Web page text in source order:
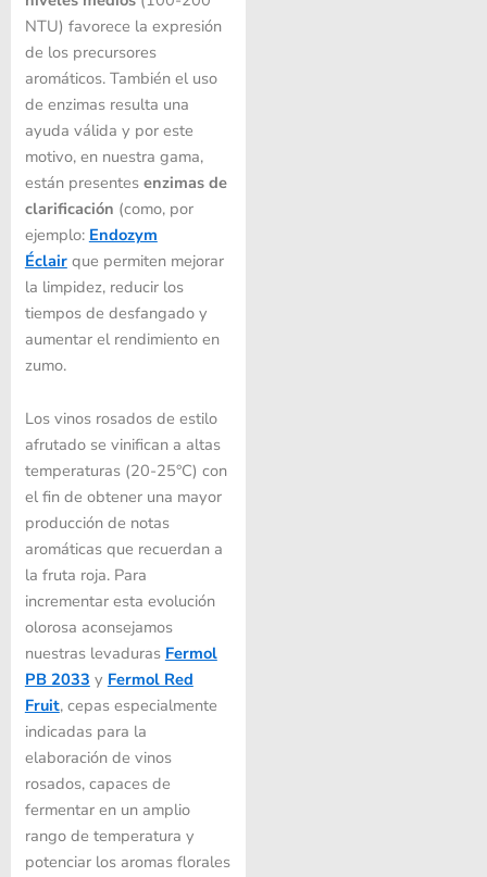
NTU) favorece la expresión
de los precursores
aromáticos. También el uso
de enzimas resulta una
ayuda válida y por este
motivo, en nuestra gama,
están presentes enzimas de
clarificación (como, por
ejemplo: Endozym
Éclairque permiten mejorar
la limpidez, reducir los
tiempos de desfangado y
aumentar el rendimiento en
zumo.
Los vinos rosados ​​de estilo
afrutado se vinifican a altas
temperaturas (20-25°C) con
el fin de obtener una mayor
producción de notas
aromáticas que recuerdan a
la fruta roja. Para
incrementar esta evolución
olorosa aconsejamos
nuestras levaduras Fermol
PB 2033 y Fermol Red
Fruit, cepas especialmente
indicadas para la
elaboración de vinos
rosados, capaces de
fermentar en un amplio
rango de temperatura y
potenciar los aromas florales